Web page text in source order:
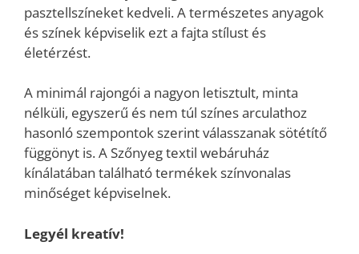
pasztellszíneket kedveli. A természetes anyagok
és színek képviselik ezt a fajta stílust és
életérzést.
A minimál rajongói a nagyon letisztult, minta
nélküli, egyszerű és nem túl színes arculathoz
hasonló szempontok szerint válasszanak sötétítő
függönyt is. A Szőnyeg textil webáruház
kínálatában található termékek színvonalas
minőséget képviselnek.
Legyél kreatív!